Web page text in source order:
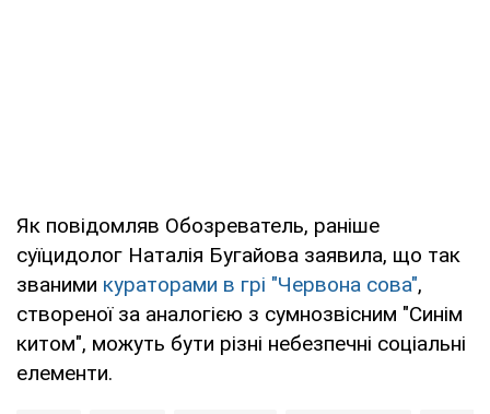
Як повідомляв Обозреватель, раніше
суїцидолог Наталія Бугайова заявила, що так
званими кураторами в грі "Червона сова",
створеної за аналогією з сумнозвісним "Синім
китом", можуть бути різні небезпечні соціальні
елементи.